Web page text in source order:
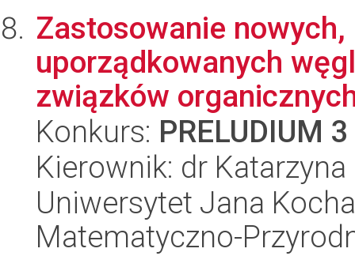
Zastosowanie
uporządkowanych
związków
Konkurs: PRELUDIUM 3
Kierownik: dr
Uniwersytet Jana
Matematyczno-